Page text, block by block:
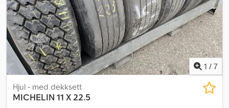
1 / 7
Hjul - med dekksett
MICHELIN 11 X 22.5